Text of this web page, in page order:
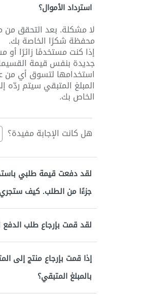
استرداد الأموال؟
لا مشكلة. بعد التحقق من
محفظة شكرًا الخاصة بك.
إذا كنت مستخدمًا زائرًا
استخدامها لتسوق أي من
الخاص بك.
هل كانت الإجابة مفيدة؟
جزءًا من الطلب. كيف ستجري
لقد قمت بإرجاع طلب الدفع
إذا قمت بإرجاع منتج إلى
بالمبلغ المتبقي؟